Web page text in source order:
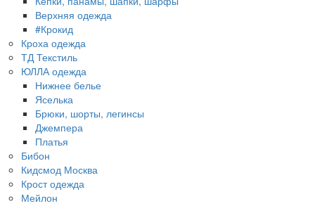
Верхняя одежда
#Крокид
Кроха одежда
ТД Текстиль
ЮЛЛА одежда
Нижнее белье
Яселька
Брюки, шорты, легинсы
Джемпера
Платья
Бибон
Кидсмод Москва
Крост одежда
Мейлон